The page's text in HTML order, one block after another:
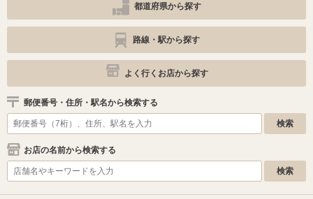
都道府県から探す
路線・駅から探す
よく行くお店から探す
郵便番号・住所・駅名から検索する
お店の名前から検索する